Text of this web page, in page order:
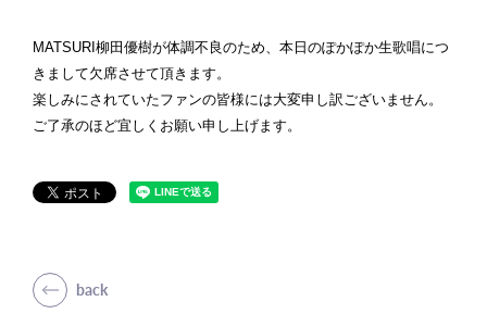
MATSURI柳田優樹が体調不良のため、本日のぽかぽか生歌唱につ
きまして欠席させて頂きます。
楽しみにされていたファンの皆様には大変申し訳ございません。
ご了承のほど宜しくお願い申し上げます。
back